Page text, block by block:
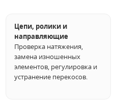
Цепи, ролики и
направляющие
Проверка натяжения,
замена изношенных
элементов, регулировка и
устранение перекосов.